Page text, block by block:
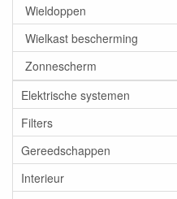
Wieldoppen
Wielkast bescherming
Zonnescherm
Elektrische systemen
Filters
Gereedschappen
Interieur